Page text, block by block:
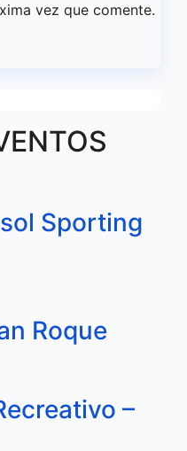
vez que comente.
Sporting
Roque
–